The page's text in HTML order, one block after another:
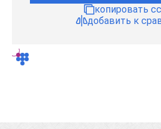
копировать
добавить к